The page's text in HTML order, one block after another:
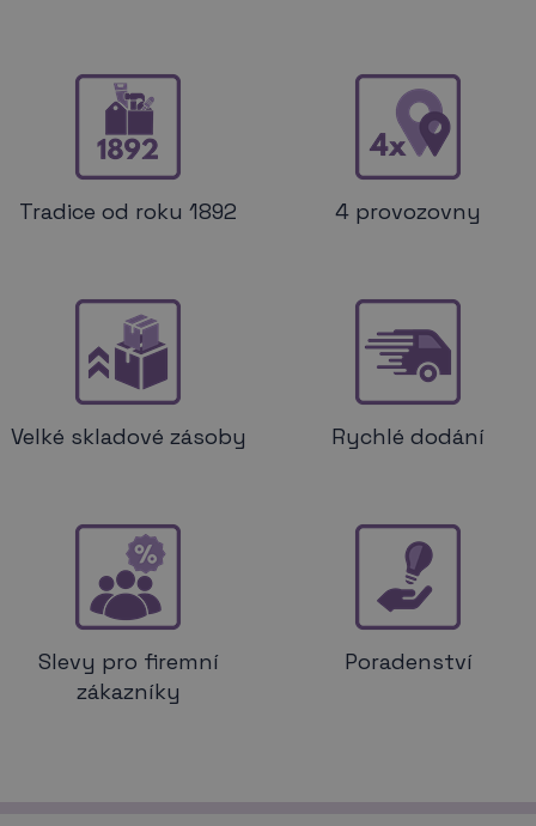
Tradice od roku 1892 4 provozovny
Velké skladové zásoby Rychlé dodání
Slevy pro firemní
zákazníky
Poradenství